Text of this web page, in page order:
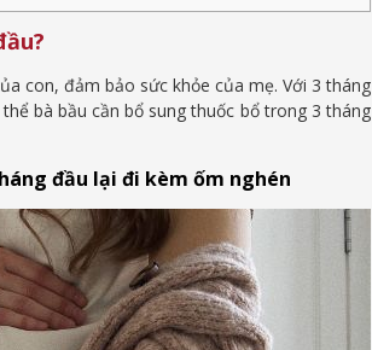
con, đảm bảo sức khỏe của mẹ. Với 3 tháng
bà bầu cần bổ sung thuốc bổ trong 3 tháng
đầu lại đi kèm ốm nghén